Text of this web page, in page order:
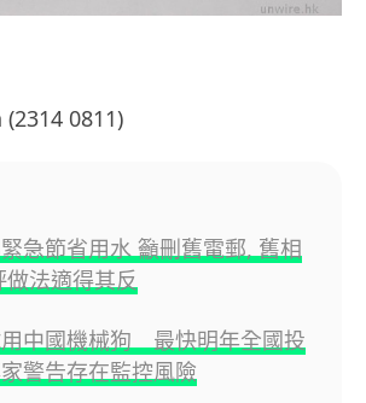
0811)
急節省用水 籲刪舊電郵, 舊相
法適得其反
中國機械狗 最快明年全國投
警告存在監控風險